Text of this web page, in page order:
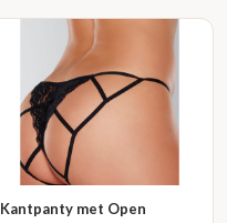
Kantpanty met Open